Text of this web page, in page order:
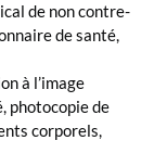
de non contre-
de santé,
à l’image
photocopie de
corporels,